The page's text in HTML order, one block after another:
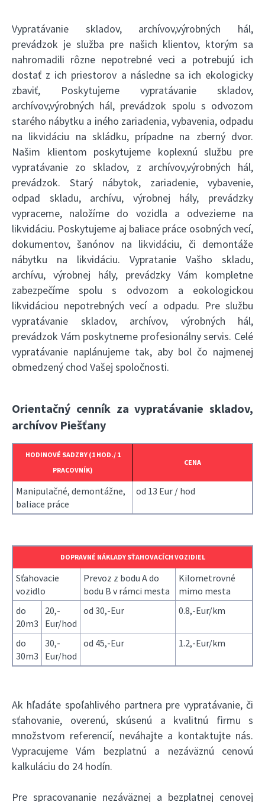
Vypratávanie skladov, archívov,výrobných hál,
prevádzok je služba pre našich klientov, ktorým sa
nahromadili rôzne nepotrebné veci a potrebujú ich
dostať z ich priestorov a následne sa ich ekologicky
zbaviť, Poskytujeme vypratávanie skladov,
archívov,výrobných hál, prevádzok spolu s odvozom
starého nábytku a iného zariadenia, vybavenia, odpadu
na likvidáciu na skládku, prípadne na zberný dvor.
Našim klientom poskytujeme koplexnú službu pre
vypratávanie zo skladov, z archívov,výrobných hál,
prevádzok. Starý nábytok, zariadenie, vybavenie,
odpad skladu, archívu, výrobnej hály, prevádzky
vypraceme, naložíme do vozidla a odvezieme na
likvidáciu. Poskytujeme aj baliace práce osobných vecí,
dokumentov, šanónov na likvidáciu, či demontáže
nábytku na likvidáciu. Vypratanie Vašho skladu,
archívu, výrobnej hály, prevádzky Vám kompletne
zabezpečíme spolu s odvozom a eokologickou
likvidáciou nepotrebných vecí a odpadu. Pre službu
vypratávanie skladov, archívov, výrobných hál,
prevádzok Vám poskytneme profesionálny servis. Celé
vypratávanie naplánujeme tak, aby bol čo najmenej
obmedzený chod Vašej spoločnosti.
Orientačný cenník za vypratávanie skladov,
archívov Piešťany
HODINOVÉ SADZBY (1 HOD./ 1
PRACOVNÍK)
CENA
Manipulačné, demontážne,
baliace práce
od 13 Eur / hod
DOPRAVNÉ NÁKLADY SŤAHOVACÍCH VOZIDIEL
Sťahovacie
vozidlo
Prevoz z bodu A do
bodu B v rámci mesta
Kilometrovné
mimo mesta
do
20m3
20,-
Eur/hod
od 30,-Eur 0.8,-Eur/km
do
30m3
30,-
Eur/hod
od 45,-Eur 1.2,-Eur/km
Ak hľadáte spoľahlivého partnera pre vypratávanie, či
sťahovanie, overenú, skúsenú a kvalitnú firmu s
množstvom referencií, neváhajte a kontaktujte nás.
Vypracujeme Vám bezplatnú a nezáväznú cenovú
kalkuláciu do 24 hodín.
Pre spracovananie nezáväznej a bezplatnej cenovej